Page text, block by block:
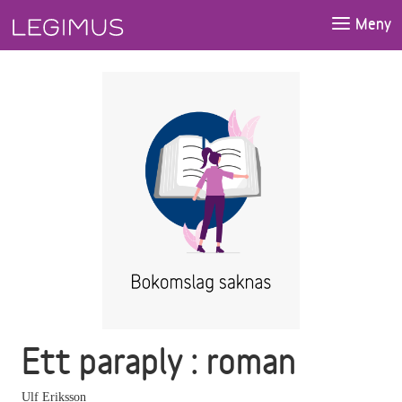
Meny
Ett paraply : roman
Ulf Eriksson